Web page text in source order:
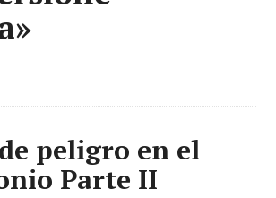
peligro en el
Parte II